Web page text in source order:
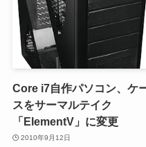
Core i7自作パソコン、ケ
スをサーマルテイク
「ElementV」に変更
2010年9月12日